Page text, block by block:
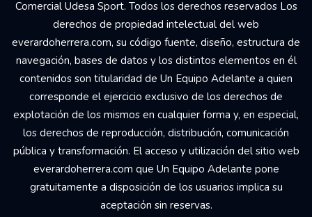
Comercial Udesa Sport. Todos los derechos reservados Los
derechos de propiedad intelectual del web
everardoherrera.com, su código fuente, diseño, estructura de
navegación, bases de datos y los distintos elementos en él
contenidos son titularidad de Un Equipo Adelante a quien
corresponde el ejercicio exclusivo de los derechos de
explotación de los mismos en cualquier forma y, en especial,
los derechos de reproducción, distribución, comunicación
pública y transformación. El acceso y utilización del sitio web
everardoherrera.com que Un Equipo Adelante pone
gratuitamente a disposición de los usuarios implica su
aceptación sin reservas.